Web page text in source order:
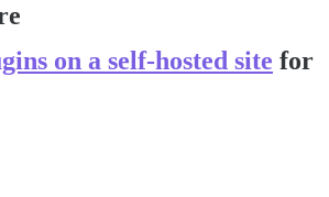
on a self-hosted site for